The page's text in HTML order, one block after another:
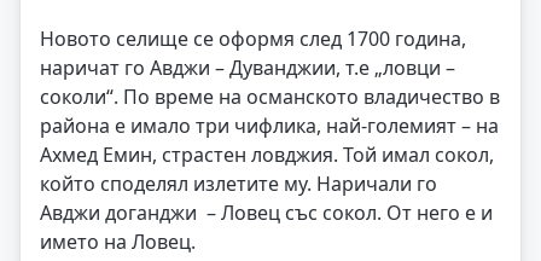
Новото селище се оформя след 1700 година,
наричат го Авджи – Дуванджии, т.е „ловци –
соколи“. По време на османското владичество в
района е имало три чифлика, най-големият – на
Ахмед Емин, страстен ловджия. Той имал сокол,
който споделял излетите му. Наричали го
Авджи доганджи – Ловец със сокол. От него е и
името на Ловец.